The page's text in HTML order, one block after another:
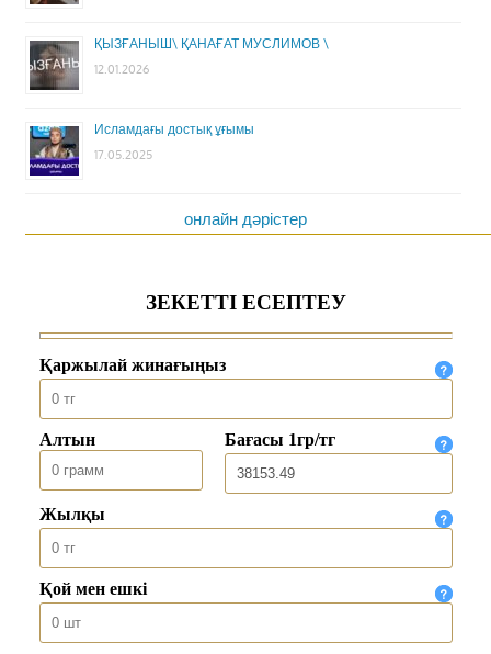
ҚЫЗҒАНЫШ\ ҚАНАҒАТ МУСЛИМОВ \
12.01.2026
Исламдағы достық ұғымы
17.05.2025
онлайн дәрістер